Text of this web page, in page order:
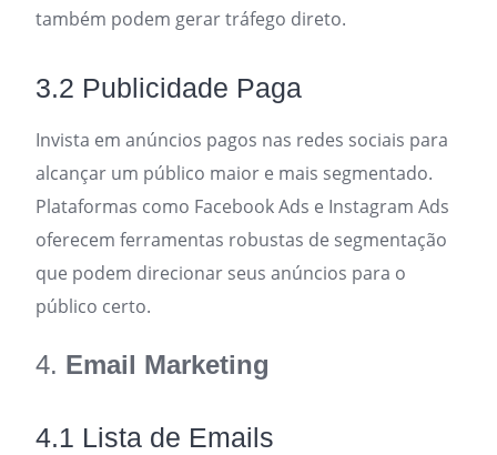
também podem gerar tráfego direto.
3.2 Publicidade Paga
Invista em anúncios pagos nas redes sociais para
alcançar um público maior e mais segmentado.
Plataformas como Facebook Ads e Instagram Ads
oferecem ferramentas robustas de segmentação
que podem direcionar seus anúncios para o
público certo.
4. Email Marketing
4.1 Lista de Emails